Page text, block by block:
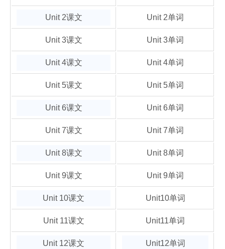
Unit 2课文 Unit 2单词
Unit 3课文 Unit 3单词
Unit 4课文 Unit 4单词
Unit 5课文 Unit 5单词
Unit 6课文 Unit 6单词
Unit 7课文 Unit 7单词
Unit 8课文 Unit 8单词
Unit 9课文 Unit 9单词
Unit 10课文 Unit10单词
Unit 11课文 Unit11单词
Unit 12课文 Unit12单词